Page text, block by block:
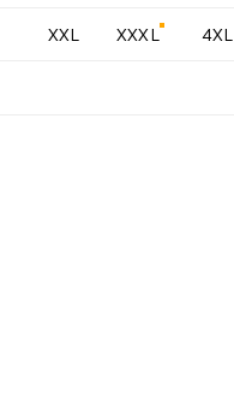
XXL XXXL 4XL